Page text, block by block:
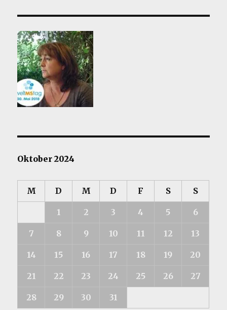
Oktober 2024
M D M D F S S
1 2 3 4 5 6
7 8 9 10 11 12 13
14 15 16 17 18 19 20
21 22 23 24 25 26 27
28 29 30 31